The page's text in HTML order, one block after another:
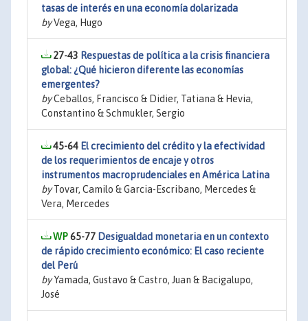
tasas de interés en una economía dolarizada
byVega, Hugo
27-43 Respuestas de política a la crisis financiera
global: ¿Qué hicieron diferente las economías
emergentes?
byCeballos, Francisco & Didier, Tatiana & Hevia,
Constantino & Schmukler, Sergio
45-64 El crecimiento del crédito y la efectividad
de los requerimientos de encaje y otros
instrumentos macroprudenciales en América Latina
byTovar, Camilo & Garcia-Escribano, Mercedes &
Vera, Mercedes
65-77 Desigualdad monetaria en un contexto
de rápido crecimiento económico: El caso reciente
del Perú
byYamada, Gustavo & Castro, Juan & Bacigalupo,
José